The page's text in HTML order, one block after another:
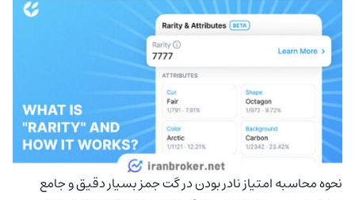
نحوه محاسبه امتیاز نادر بودن در گت جمز بسیار دقیق و جامع